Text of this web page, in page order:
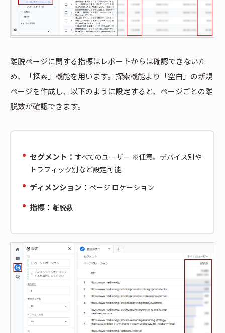
離脱ページに関する指標はレポートからは確認できないた
め、「探索」機能を用います。探索機能より「空白」の新規
ページを作成し、以下のように設定すると、ページごとの離
脱数が確認できます。
セグメント： すべてのユーザー ※任意。デバイス別や
トラフィック別など設定可能
ディメンション： ページ ロケーション
指標： 離脱数